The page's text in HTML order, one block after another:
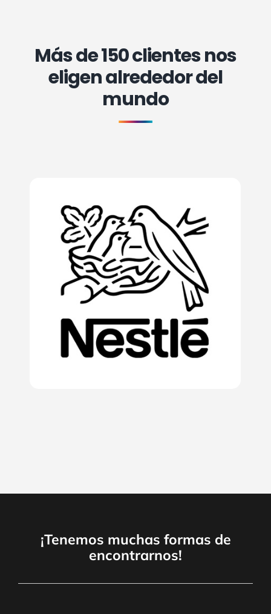
Más de 150 clientes nos
eligen alrededor del
mundo
¡Tenemos muchas formas de
encontrarnos!